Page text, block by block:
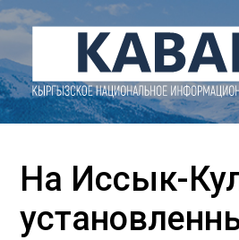
На Иссык-